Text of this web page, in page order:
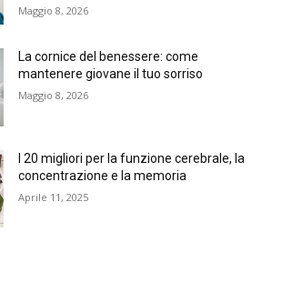
Maggio 8, 2026
La cornice del benessere: come
mantenere giovane il tuo sorriso
Maggio 8, 2026
I 20 migliori per la funzione cerebrale, la
concentrazione e la memoria
Aprile 11, 2025